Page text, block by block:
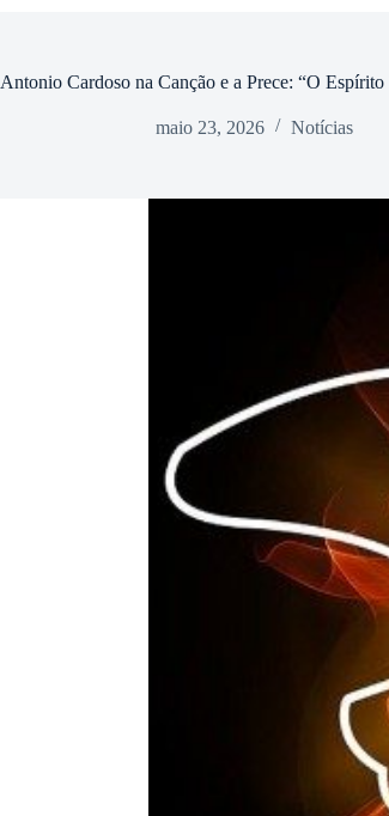
Antonio Cardoso na Canção e a Prece: “O Espírito
maio 23, 2026 Notícias